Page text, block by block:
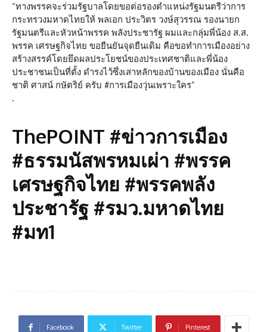
“ทางพรรคจะร่วมรัฐบาลโดยขอต่อรองตำแหน่งรัฐมนตรีว่าการ
กระทรวงมหาดไทยให้ พลเอก ประวิตร วงษ์สุวรรณ รองนายก
รัฐมนตรีและหัวหน้าพรรค พลังประชารัฐ ผมและกลุ่มพี่น้อง ส.ส.
พรรค เศรษฐกิจไทย ขอยืนยันจุดยืนเดิม คือขอทำการเมืองอย่าง
สร้างสรรค์โดยยึดผลประโยชน์ของประเทศชาติและพี่น้อง
ประชาชนเป็นที่ตั้ง ดำรงไว้ซึ่งเสาหลักของบ้านของเมือง นั่นคือ
ชาติ ศาสน์ กษัตริย์ ครับ #การเมืองวุ่นเพราะใคร”
.
ThePOINT #ข่าวการเมือง
#ธรรมนัสพรหมเผ่า #พรรค
เศรษฐกิจไทย #พรรคพลัง
ประชารัฐ #รมว.มหาดไทย
#มท1
Facebook Twitter Pinterest